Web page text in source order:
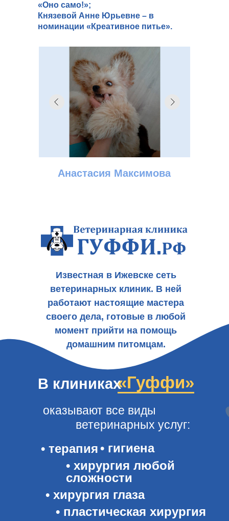
Найдите ближайший
зоомаркет «НЕМО» здесь
«Оно само!»;
Князевой Анне Юрьевне – в
номинации «Креативное питье».
Анастасия Максимова
• терапия
• хирургия любой
сложности
• пластическая хирургия
• хирургия глаза
• гигиена
В клиниках
Известная в Ижевске сеть
ветеринарных клиник. В ней
работают настоящие мастера
своего дела, готовые в любой
момент прийти на помощь
домашним питомцам.
оказывают все виды
«Гуффи»
ветеринарных услуг: